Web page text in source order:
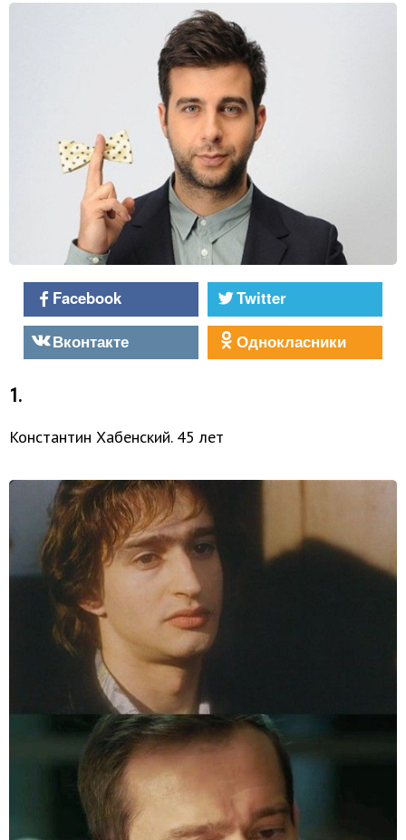
Facebook
Twitter
Вконтакте
Однокласники
1.
Константин Хабенский. 45 лет